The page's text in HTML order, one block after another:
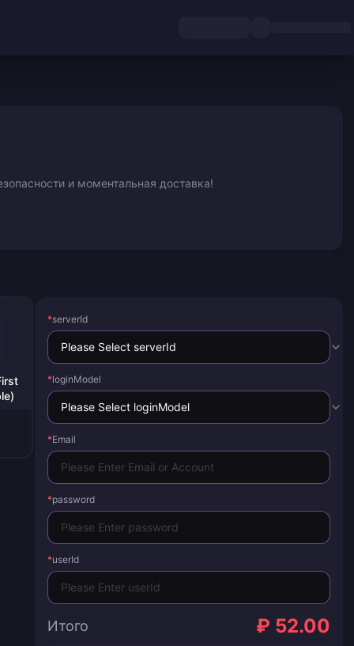
и моментальная доставка!
*serverId
*loginModel
*Email
*password
*userId
Итого ₽ 52.00